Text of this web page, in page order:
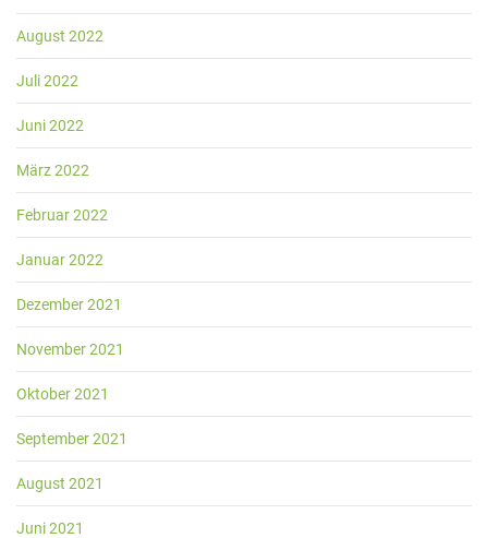
August 2022
Juli 2022
Juni 2022
März 2022
Februar 2022
Januar 2022
Dezember 2021
November 2021
Oktober 2021
September 2021
August 2021
Juni 2021